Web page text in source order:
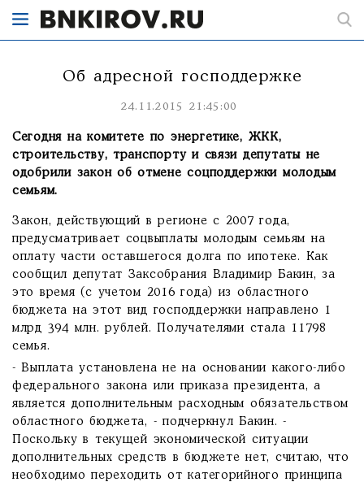
Об адресной господдержке
24.11.2015 21:45:00
Сегодня на комитете по энергетике, ЖКК,
строительству, транспорту и связи депутаты не
одобрили закон об отмене соцподдержки молодым
семьям.
Закон, действующий в регионе с 2007 года,
предусматривает соцвыплаты молодым семьям на
оплату части оставшегося долга по ипотеке. Как
сообщил депутат Заксобрания Владимир Бакин, за
это время (с учетом 2016 года) из областного
бюджета на этот вид господдержки направлено 1
млрд 394 млн. рублей. Получателями стала 11798
семья.
- Выплата установлена не на основании какого-либо
федерального закона или приказа президента, а
является дополнительным расходным обязательством
областного бюджета, - подчеркнул Бакин. -
Поскольку в текущей экономической ситуации
дополнительных средств в бюджете нет, считаю, что
необходимо переходить от категорийного принципа